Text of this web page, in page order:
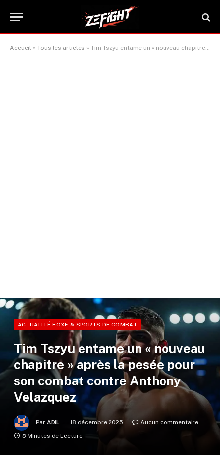
Accueil » Tous les articles » Tim Tszyu entame un « nouveau chapitre » après la pesée pour son combat contre Anthony Velazquez
ACTUALITÉ BOXE & SPORTS DE COMBAT
Tim Tszyu entame un « nouveau
chapitre » après la pesée pour
son combat contre Anthony
Velazquez
Par ADIL 18 décembre 2025
Aucun commentaire
5 Minutes de Lecture